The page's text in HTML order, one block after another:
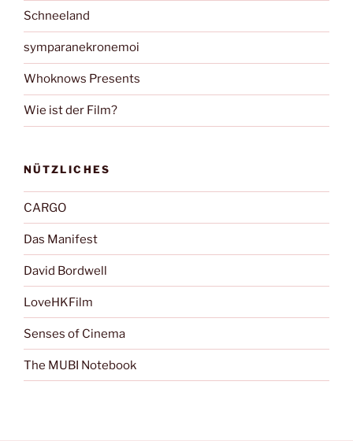
Schneeland
symparanekronemoi
Whoknows Presents
Wie ist der Film?
NÜTZLICHES
CARGO
Das Manifest
David Bordwell
LoveHKFilm
Senses of Cinema
The MUBI Notebook